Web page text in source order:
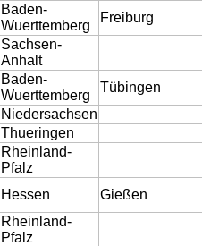
Baden-
Wuerttemberg
Freiburg
Sachsen-
Anhalt
Baden-
Wuerttemberg
Tübingen
Niedersachsen
Thueringen
Rheinland-
Pfalz
Hessen
Gießen
Rheinland-
Pfalz